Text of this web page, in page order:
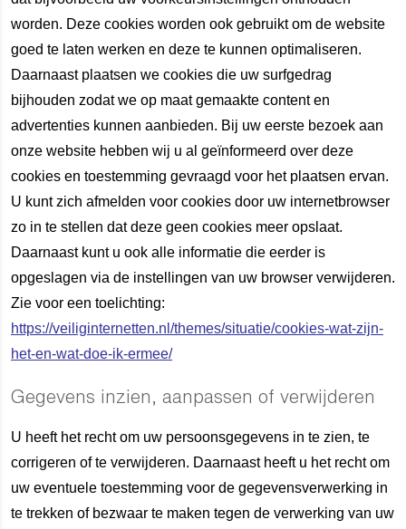
worden. Deze cookies worden ook gebruikt om de website
goed te laten werken en deze te kunnen optimaliseren.
Daarnaast plaatsen we cookies die uw surfgedrag
bijhouden zodat we op maat gemaakte content en
advertenties kunnen aanbieden. Bij uw eerste bezoek aan
onze website hebben wij u al geïnformeerd over deze
cookies en toestemming gevraagd voor het plaatsen ervan.
U kunt zich afmelden voor cookies door uw internetbrowser
zo in te stellen dat deze geen cookies meer opslaat.
Daarnaast kunt u ook alle informatie die eerder is
opgeslagen via de instellingen van uw browser verwijderen.
Zie voor een toelichting:
https://veiliginternetten.nl/themes/situatie/cookies-wat-zijn-
het-en-wat-doe-ik-ermee/
Gegevens inzien, aanpassen of verwijderen
U heeft het recht om uw persoonsgegevens in te zien, te
corrigeren of te verwijderen. Daarnaast heeft u het recht om
uw eventuele toestemming voor de gegevensverwerking in
te trekken of bezwaar te maken tegen de verwerking van uw